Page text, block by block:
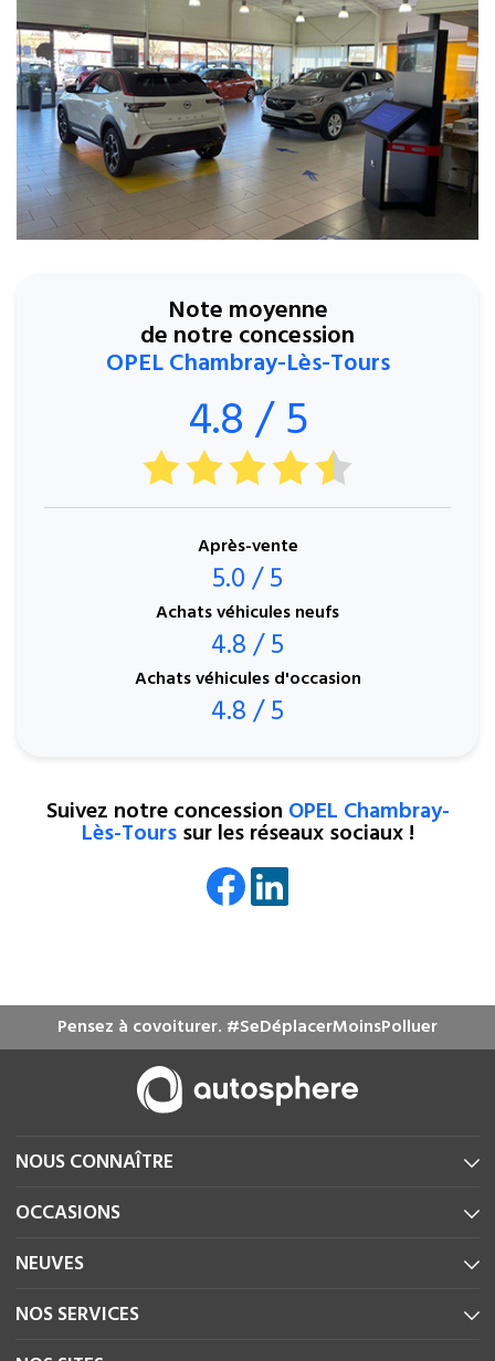
Note moyenne
de notre concession
OPEL Chambray-Lès-Tours
4.8 / 5
Après-vente
5.0 / 5
Achats véhicules neufs
4.8 / 5
Achats véhicules d'occasion
4.8 / 5
Suivez notre concession OPEL Chambray-
Lès-Tourssur les réseaux sociaux !
Pensez à covoiturer. #SeDéplacerMoinsPolluer
NOUS CONNAÎTRE
OCCASIONS
NEUVES
NOS SERVICES